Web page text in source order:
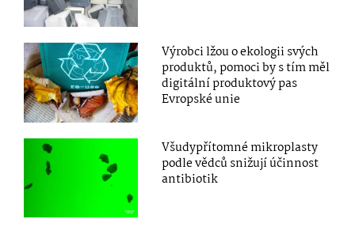
Výrobci lžou o ekologii svých
produktů, pomoci by s tím měl
digitální produktový pas
Evropské unie
Všudypřítomné mikroplasty
podle vědců snižují účinnost
antibiotik